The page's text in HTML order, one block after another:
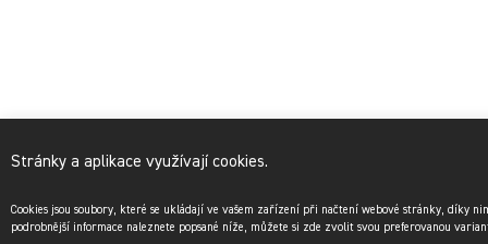
Stránky a aplikace využívají cookies.
Cookies jsou soubory, které se ukládají ve vašem zařízení při načtení webové stránky, díky
podrobnější informace naleznete popsané níže, můžete si zde zvolit svou preferovanou